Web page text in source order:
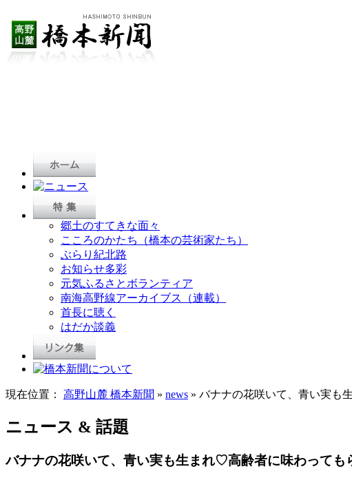
郷土のすてきな面々
こころのかたち（橋本の芸術家たち）
ぶらり紀北路
お知らせ多彩
元気ふるさとボランティア
南海高野線アーカイブス（連載）
首長に聴く
はだか談義
現在位置： 高野山麓 橋本新聞 » news » バナナの花咲いて、青い実も
ニュース & 話題
バナナの花咲いて、青い実も生まれ♡高齢者に味わって